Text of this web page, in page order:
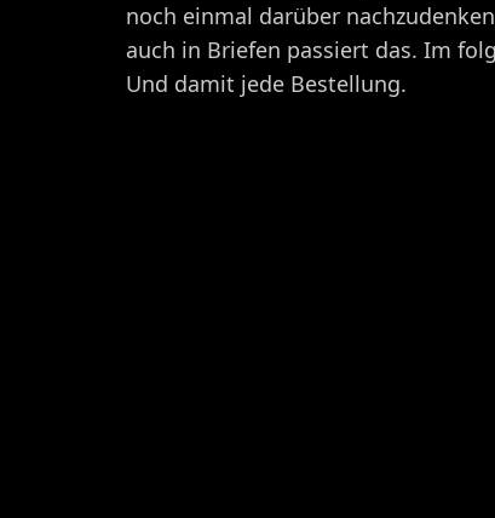
noch einmal darüber
auch in Briefen passiert das. Im
Und damit jede Bestellung.